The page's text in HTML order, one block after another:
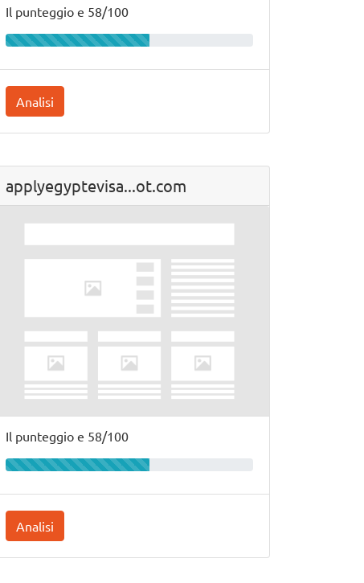
Il punteggio e 58/100
Analisi
applyegyptevisa...ot.com
Il punteggio e 58/100
Analisi